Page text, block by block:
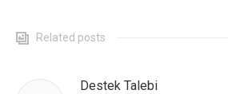
Related posts
Destek Talebi